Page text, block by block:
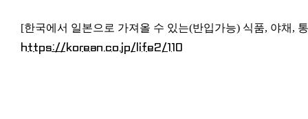
[한국에서 일본으로 가져올 수 있는(반입가능) 식품, 야채,
https://korean.co.jp/life2/110